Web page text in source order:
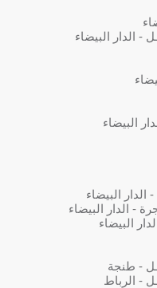
- الدار البيضاء
البيضاء
البيضاء
- الدار البيضاء
البيضاء
- طنجة
- الرباط